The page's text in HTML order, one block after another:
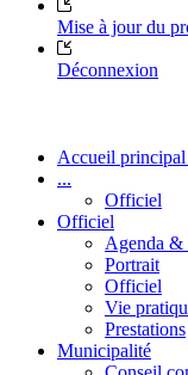
Mise à jour du
Déconnexion
Accueil principal
...
Officiel
Officiel
Agenda &
Portrait
Officiel
Vie
Prestations
Municipalité